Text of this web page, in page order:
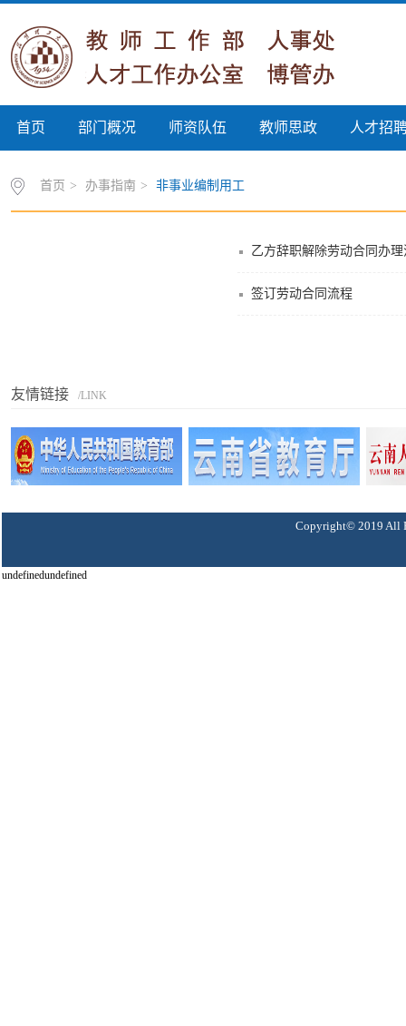
首页 部门概况 师资队伍 教师思政 人才招
首页 > 办事指南 > 非事业编制用工
乙方辞职解除劳动合同办理
签订劳动合同流程
友情链接 /LINK
Copyright© 2019 All
undefinedundefined